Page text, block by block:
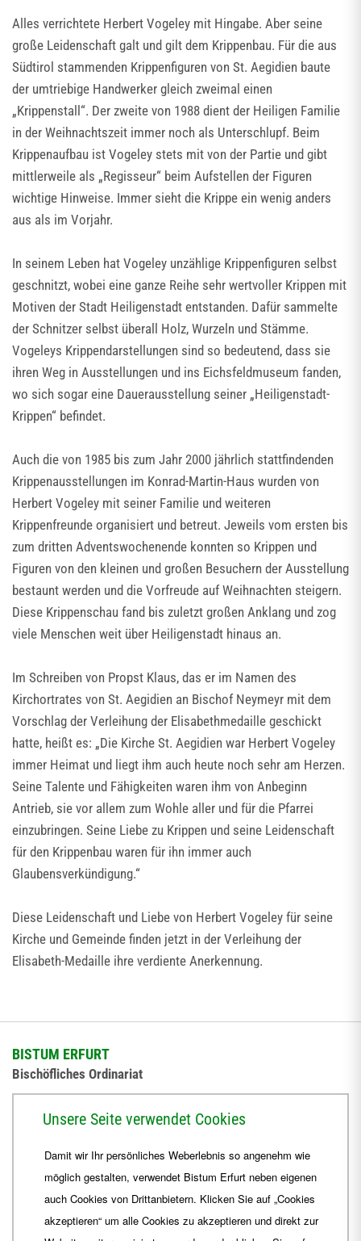
Alles verrichtete Herbert Vogeley mit Hingabe. Aber seine
große Leidenschaft galt und gilt dem Krippenbau. Für die aus
Südtirol stammenden Krippenfiguren von St. Aegidien baute
der umtriebige Handwerker gleich zweimal einen
„Krippenstall“. Der zweite von 1988 dient der Heiligen Familie
in der Weihnachtszeit immer noch als Unterschlupf. Beim
Krippenaufbau ist Vogeley stets mit von der Partie und gibt
mittlerweile als „Regisseur“ beim Aufstellen der Figuren
wichtige Hinweise. Immer sieht die Krippe ein wenig anders
aus als im Vorjahr.
In seinem Leben hat Vogeley unzählige Krippenfiguren selbst
geschnitzt, wobei eine ganze Reihe sehr wertvoller Krippen mit
Motiven der Stadt Heiligenstadt entstanden. Dafür sammelte
der Schnitzer selbst überall Holz, Wurzeln und Stämme.
Vogeleys Krippendarstellungen sind so bedeutend, dass sie
ihren Weg in Ausstellungen und ins Eichsfeldmuseum fanden,
wo sich sogar eine Dauerausstellung seiner „Heiligenstadt-
Krippen“ befindet.
Auch die von 1985 bis zum Jahr 2000 jährlich stattfindenden
Krippenausstellungen im Konrad-Martin-Haus wurden von
Herbert Vogeley mit seiner Familie und weiteren
Krippenfreunde organisiert und betreut. Jeweils vom ersten bis
zum dritten Adventswochenende konnten so Krippen und
Figuren von den kleinen und großen Besuchern der Ausstellung
bestaunt werden und die Vorfreude auf Weihnachten steigern.
Diese Krippenschau fand bis zuletzt großen Anklang und zog
viele Menschen weit über Heiligenstadt hinaus an.
Im Schreiben von Propst Klaus, das er im Namen des
Kirchortrates von St. Aegidien an Bischof Neymeyr mit dem
Vorschlag der Verleihung der Elisabethmedaille geschickt
hatte, heißt es: „Die Kirche St. Aegidien war Herbert Vogeley
immer Heimat und liegt ihm auch heute noch sehr am Herzen.
Seine Talente und Fähigkeiten waren ihm von Anbeginn
Antrieb, sie vor allem zum Wohle aller und für die Pfarrei
einzubringen. Seine Liebe zu Krippen und seine Leidenschaft
für den Krippenbau waren für ihn immer auch
Glaubensverkündigung.“
Diese Leidenschaft und Liebe von Herbert Vogeley für seine
Kirche und Gemeinde finden jetzt in der Verleihung der
Elisabeth-Medaille ihre verdiente Anerkennung.
BISTUM ERFURT
Bischöfliches Ordinariat
+49 361 6572-444
ordinariat Bistum-Erfurt.de
Unsere Seite verwendet Cookies
Damit wir Ihr persönliches Weberlebnis so angenehm wie
möglich gestalten, verwendet Bistum Erfurt neben eigenen
auch Cookies von Drittanbietern. Klicken Sie auf „Cookies
akzeptieren“ um alle Cookies zu akzeptieren und direkt zur